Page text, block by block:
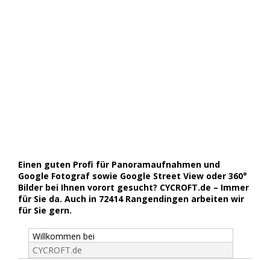
Einen guten Profi für Panoramaufnahmen und
Google Fotograf sowie Google Street View oder 360°
Bilder bei Ihnen vorort gesucht? CYCROFT.de – Immer
für Sie da. Auch in 72414 Rangendingen arbeiten wir
für Sie gern.
Willkommen bei
CYCROFT.de